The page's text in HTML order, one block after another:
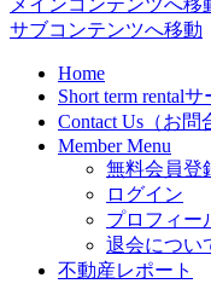
サブコンテンツへ移動
Home
Short term rentalサ
Contact Us（お問
Member Menu
無料会員登
ログイン
プロフィー
退会につい
不動産レポート